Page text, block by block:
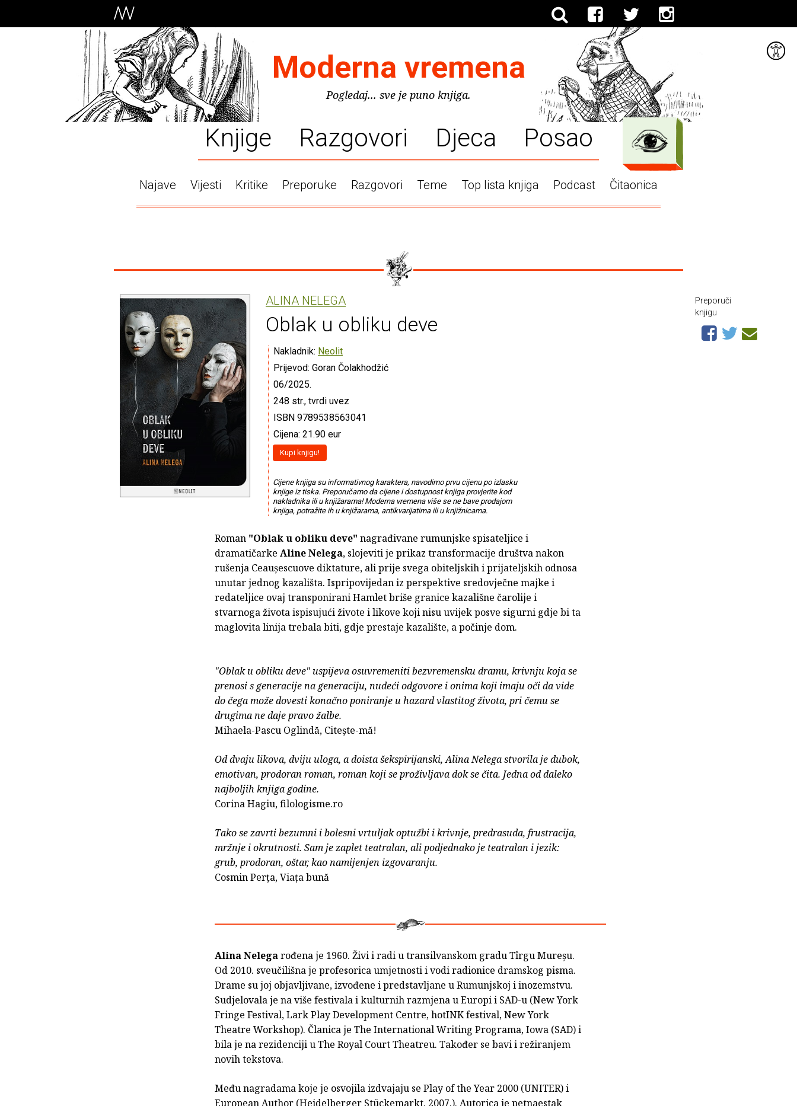
Moderna vremena
Pogledaj... sve je puno knjiga.
Knjige Razgovori Djeca Posao
Najave Vijesti Kritike Preporuke Razgovori Teme Top lista knjiga Podcast Čitaonica
ALINA NELEGA
Oblak u obliku deve
Nakladnik: Neolit
Prijevod: Goran Čolakhodžić
06/2025.
248 str., tvrdi uvez
ISBN 9789538563041
Cijena: 21.90 eur
Kupi knjigu!
Cijene knjiga su informativnog karaktera, navodimo prvu cijenu po izlasku
knjige iz tiska. Preporučamo da cijene i dostupnost knjiga provjerite kod
nakladnika ili u knjižarama! Moderna vremena više se ne bave prodajom
knjiga, potražite ih u knjižarama, antikvarijatima ili u knjižnicama.
Roman "Oblak u obliku deve" nagrađivane rumunjske spisateljice i
dramatičarke Aline Nelega, slojeviti je prikaz transformacije društva nakon
rušenja Ceaușescuove diktature, ali prije svega obiteljskih i prijateljskih odnosa
unutar jednog kazališta. Ispripovijedan iz perspektive sredovječne majke i
redateljice ovaj transponirani Hamlet briše granice kazališne čarolije i
stvarnoga života ispisujući živote i likove koji nisu uvijek posve sigurni gdje bi ta
maglovita linija trebala biti, gdje prestaje kazalište, a počinje dom.
"Oblak u obliku deve" uspijeva osuvremeniti bezvremensku dramu, krivnju koja se
prenosi s generacije na generaciju, nudeći odgovore i onima koji imaju oči da vide
do čega može dovesti konačno poniranje u hazard vlastitog života, pri čemu se
drugima ne daje pravo žalbe.
Mihaela-Pascu Oglindă, Citește-mă!
Od dvaju likova, dviju uloga, a doista šekspirijanski, Alina Nelega stvorila je dubok,
emotivan, prodoran roman, roman koji se proživljava dok se čita. Jedna od daleko
najboljih knjiga godine.
Corina Hagiu, filologisme.ro
Tako se zavrti bezumni i bolesni vrtuljak optužbi i krivnje, predrasuda, frustracija,
mržnje i okrutnosti. Sam je zaplet teatralan, ali podjednako je teatralan i jezik:
grub, prodoran, oštar, kao namijenjen izgovaranju.
Cosmin Perța, Viața bună
Alina Nelegarođena je 1960. Živi i radi u transilvanskom gradu Tîrgu Mureșu.
Od 2010. sveučilišna je profesorica umjetnosti i vodi radionice dramskog pisma.
Drame su joj objavljivane, izvođene i predstavljane u Rumunjskoj i inozemstvu.
Sudjelovala je na više festivala i kulturnih razmjena u Europi i SAD-u (New York
Fringe Festival, Lark Play Development Centre, hotINK festival, New York
Theatre Workshop). Članica je The International Writing Programa, Iowa (SAD) i
bila je na rezidenciji u The Royal Court Theatreu. Također se bavi i režiranjem
novih tekstova.
Među nagradama koje je osvojila izdvajaju se Play of the Year 2000 (UNITER) i
European Author (Heidelberger Stückemarkt, 2007.). Autorica je petnaestak
Preporuči
knjigu